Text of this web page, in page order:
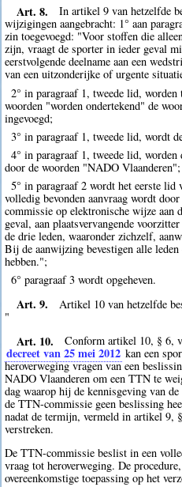
Art. 8.
In artikel 9 van hetzelfde
wijzigingen aangebracht: 1° aan
zin toegevoegd: "Voor stoffen die
zijn, vraagt de sporter in ieder geval
eerstvolgende deelname aan een
van een uitzonderijke of urgente
2° in paragraaf 1, tweede lid,
woorden "worden ondertekend" de
ingevoegd;
3° in paragraaf 1, tweede lid, wordt
4° in paragraaf 1, tweede lid,
door de woorden "NADO Vlaanderen";
5° in paragraaf 2 wordt het eerste lid
volledig bevonden aanvraag wordt
commissie op elektronische wijze aan
geval, aan plaatsvervangende
de drie leden, waaronder zichzelf,
Bij de aanwijzing bevestigen alle
hebben.";
6° paragraaf 3 wordt opgeheven.
Art. 9.
Artikel 10 van hetzelfde
"
Art. 10. Conform artikel 10, § 6,
decreet van 25 mei 2012 kan een
heroverweging vragen van een
NADO Vlaanderen om een TTN te
dag waarop hij de kennisgeving van
de TTN-commissie geen beslissing
nadat de termijn, vermeld in artikel 9,
verstreken.
De TTN-commissie beslist in een
vraag tot heroverweging. De
overeenkomstige toepassing op het